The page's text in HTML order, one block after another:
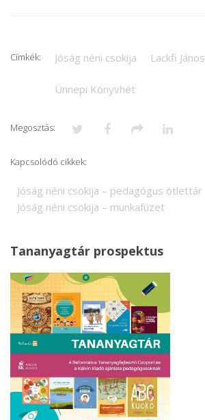
Címkék: Jóság néni csokija Lackfi János
Ünnepi Könyvhét
Megosztás:
Kapcsolódó cikkek:
Jóság néni csokija – pedagógus ötlettár
Jóság néni csokija – munkafüzet
Tananyagtár prospektus